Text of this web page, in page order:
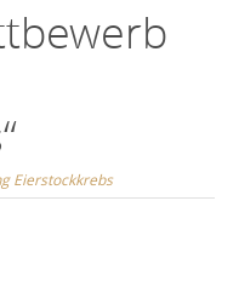
Eierstockkrebs